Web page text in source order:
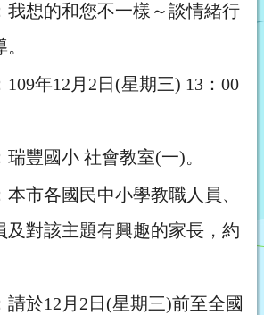
我想的和您不一樣～談情緒行
109年12月2日(星期三) 13：00
豐國小 社會教室(一)。
本市各國民中小學教職人員、
及對該主題有興趣的家長，約
請於12月2日(星期三)前至全國